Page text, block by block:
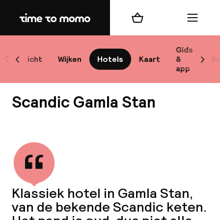
Home
Overzicht Wijken Hotels Kaart
Gids
&
app
Scroll naar links
Winkelmand Menu
Scandic Gamla Stan
Klassiek hotel in Gamla Stan,
van de bekende Scandic keten.